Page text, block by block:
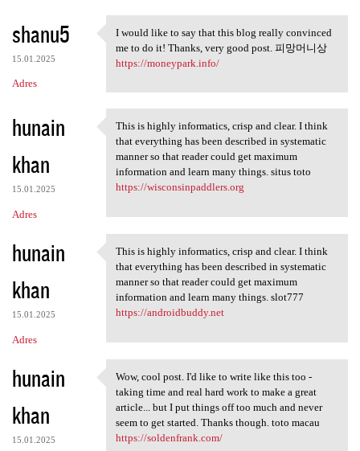
shanu5
15.01.2025
Adres
I would like to say that this
I would like to say that this blog really convinced
me to do it! Thanks, very good post. 피망머니상
https://moneypark.info/
hunain
khan
15.01.2025
Adres
This is highly informatics,
This is highly informatics, crisp and clear. I think
that everything has been described in systematic
manner so that reader could get maximum
information and learn many things. situs toto
https://wisconsinpaddlers.org
hunain
khan
15.01.2025
Adres
This is highly informatics,
This is highly informatics, crisp and clear. I think
that everything has been described in systematic
manner so that reader could get maximum
information and learn many things. slot777
https://androidbuddy.net
hunain
khan
15.01.2025
Wow, cool post. I'd like to
Wow, cool post. I'd like to write like this too -
taking time and real hard work to make a great
article... but I put things off too much and never
seem to get started. Thanks though. toto macau
https://soldenfrank.com/